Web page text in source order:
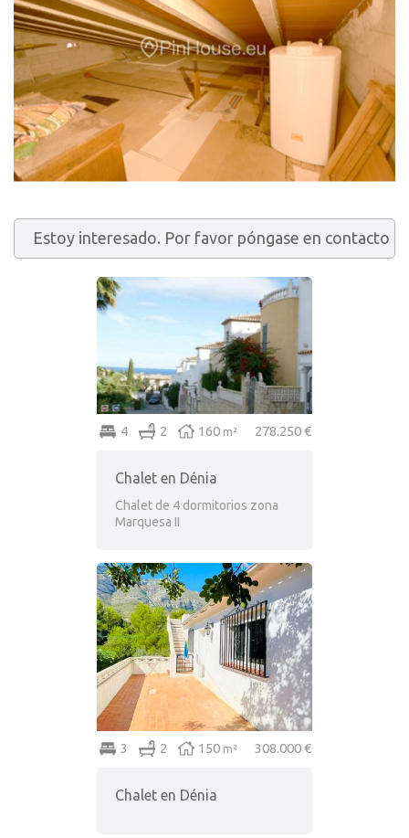
4 2 160 m² 278.250 €
Chalet en Dénia
Chalet de 4 dormitorios zona
Marquesa II
3 2 150 m² 308.000 €
Chalet en Dénia